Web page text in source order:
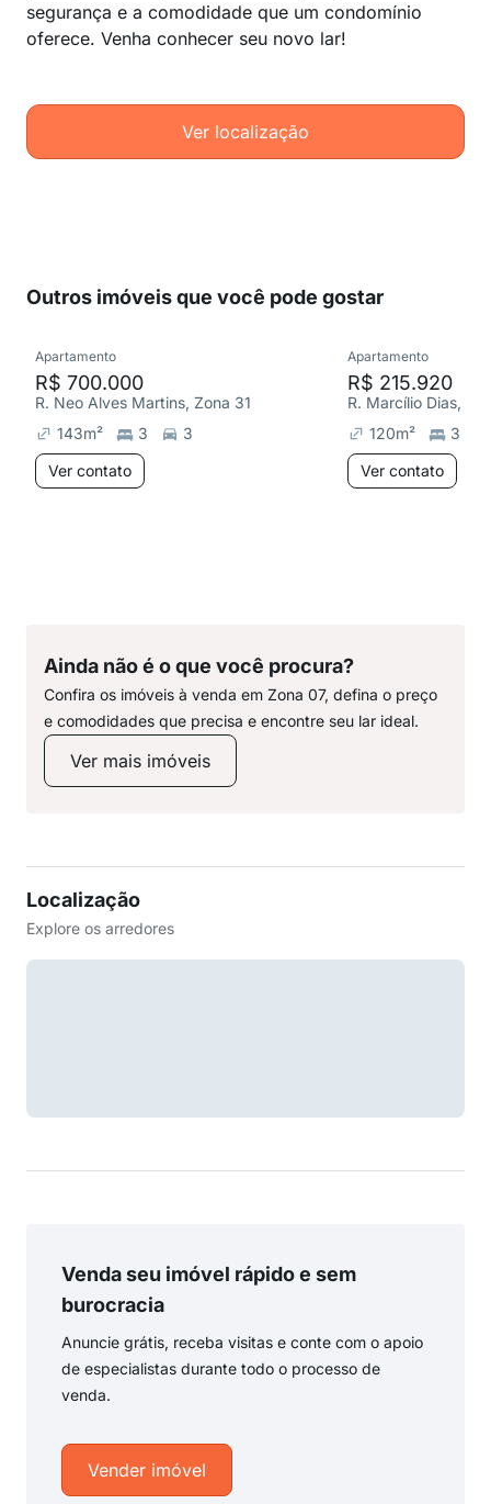
segurança e a comodidade que um condomínio
oferece. Venha conhecer seu novo lar!
Ver localização
Outros imóveis que você pode gostar
Apartamento
R$ 700.000
R. Neo Alves Martins, Zona 31
143m² 3
3
Ver contato
Apartamento
R$ 215.920
R. Marcílio Dias,
120m²
3
Ver contato
Ainda não é o que você procura?
Confira os imóveis à venda em Zona 07, defina o preço
e comodidades que precisa e encontre seu lar ideal.
Ver mais imóveis
Localização
Explore os arredores
Venda seu imóvel rápido e sem
burocracia
Anuncie grátis, receba visitas e conte com o apoio
de especialistas durante todo o processo de
venda.
Vender imóvel